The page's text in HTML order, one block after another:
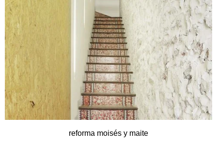
reforma moisés y maite